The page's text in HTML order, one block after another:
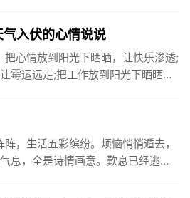
入伏的心情说说
把心情放到阳光下晒晒，让快乐渗透;
霉运远走;把工作放到阳光下晒晒，
，生活五彩缤纷。烦恼悄悄遁去，
息，全是诗情画意。歎息已经逃